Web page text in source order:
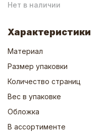
Нет в наличии
Характеристики
Материал
Размер упаковки
Количество страниц
Вес в упаковке
Обложка
В ассортименте